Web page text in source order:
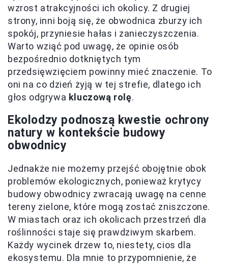
wzrost atrakcyjności ich okolicy. Z drugiej
strony, inni boją się, że obwodnica zburzy ich
spokój, przyniesie hałas i zanieczyszczenia.
Warto wziąć pod uwagę, że opinie osób
bezpośrednio dotkniętych tym
przedsięwzięciem powinny mieć znaczenie. To
oni na co dzień żyją w tej strefie, dlatego ich
głos odgrywa kluczową rolę.
Ekolodzy podnoszą kwestie ochrony
natury w kontekście budowy
obwodnicy
Jednakże nie możemy przejść obojętnie obok
problemów ekologicznych, ponieważ krytycy
budowy obwodnicy zwracają uwagę na cenne
tereny zielone, które mogą zostać zniszczone.
W miastach oraz ich okolicach przestrzeń dla
roślinności staje się prawdziwym skarbem.
Każdy wycinek drzew to, niestety, cios dla
ekosystemu. Dla mnie to przypomnienie, że